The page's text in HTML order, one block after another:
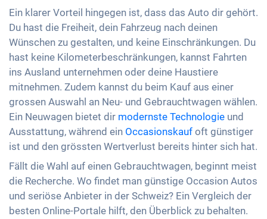
Ein klarer Vorteil hingegen ist, dass das Auto dir gehört.
Du hast die Freiheit, dein Fahrzeug nach deinen
Wünschen zu gestalten, und keine Einschränkungen. Du
hast keine Kilometerbeschränkungen, kannst Fahrten
ins Ausland unternehmen oder deine Haustiere
mitnehmen. Zudem kannst du beim Kauf aus einer
grossen Auswahl an Neu- und Gebrauchtwagen wählen.
Ein Neuwagen bietet dir modernste Technologie und
Ausstattung, während ein Occasionskauf oft günstiger
ist und den grössten Wertverlust bereits hinter sich hat.
Fällt die Wahl auf einen Gebrauchtwagen, beginnt meist
die Recherche. Wo findet man günstige Occasion Autos
und seriöse Anbieter in der Schweiz? Ein Vergleich der
besten Online-Portale hilft, den Überblick zu behalten.